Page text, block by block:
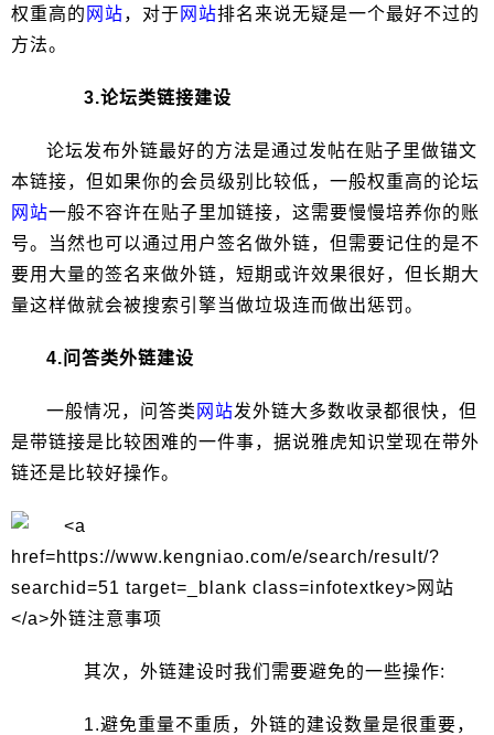
权重高的 网站，对于 网站排名来说无疑是一个最好不过的
方法。
3.论坛类链接建设
论坛发布外链最好的方法是通过发帖在贴子里做锚文
本链接，但如果你的会员级别比较低，一般权重高的论坛
网站一般不容许在贴子里加链接，这需要慢慢培养你的账
号。当然也可以通过用户签名做外链，但需要记住的是不
要用大量的签名来做外链，短期或许效果很好，但长期大
量这样做就会被搜索引擎当做垃圾连而做出惩罚。
4.问答类外链建设
一般情况，问答类 网站发外链大多数收录都很快，但
是带链接是比较困难的一件事，据说雅虎知识堂现在带外
链还是比较好操作。
其次，外链建设时我们需要避免的一些操作:
1.避免重量不重质，外链的建设数量是很重要，